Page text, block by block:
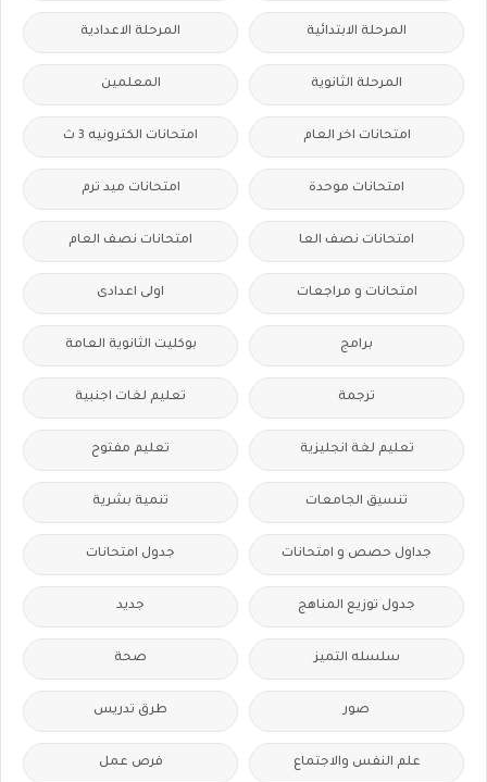
المرحلة الابتدائية المرحلة الاعدادية
المرحلة الثانوية المعلمين
امتحانات اخر العام امتحانات الكترونيه 3 ث
امتحانات موحدة امتحانات ميد ترم
امتحانات نصف العا امتحانات نصف العام
امتحانات و مراجعات اولى اعدادى
برامج بوكليت الثانوية العامة
ترجمة تعليم لغات اجنبية
تعليم لغة انجليزية تعليم مفتوح
تنسيق الجامعات تنمية بشرية
جداول حصص و امتحانات جدول امتحانات
جدول توزيع المناهج جديد
سلسله التميز صحة
صور طرق تدريس
علم النفس والاجتماع فرص عمل